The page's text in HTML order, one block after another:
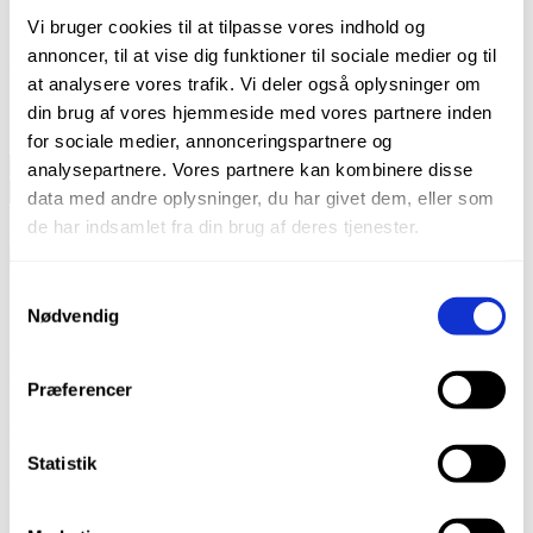
Vi bruger cookies til at tilpasse vores indhold og
annoncer, til at vise dig funktioner til sociale medier og til
at analysere vores trafik. Vi deler også oplysninger om
din brug af vores hjemmeside med vores partnere inden
for sociale medier, annonceringspartnere og
analysepartnere. Vores partnere kan kombinere disse
data med andre oplysninger, du har givet dem, eller som
de har indsamlet fra din brug af deres tjenester.
Nødvendig
Præferencer
Statistik
Latex- og pudderfri Flexi Dam
På lager
HySolate
Dam
non-
lilla
TILFØJ TIL KURV
H09945 Kategorier: Kofferdam,
produkter ,Rodbehandling
Brand
Fremstillet af en meget elastisk elastomer, og